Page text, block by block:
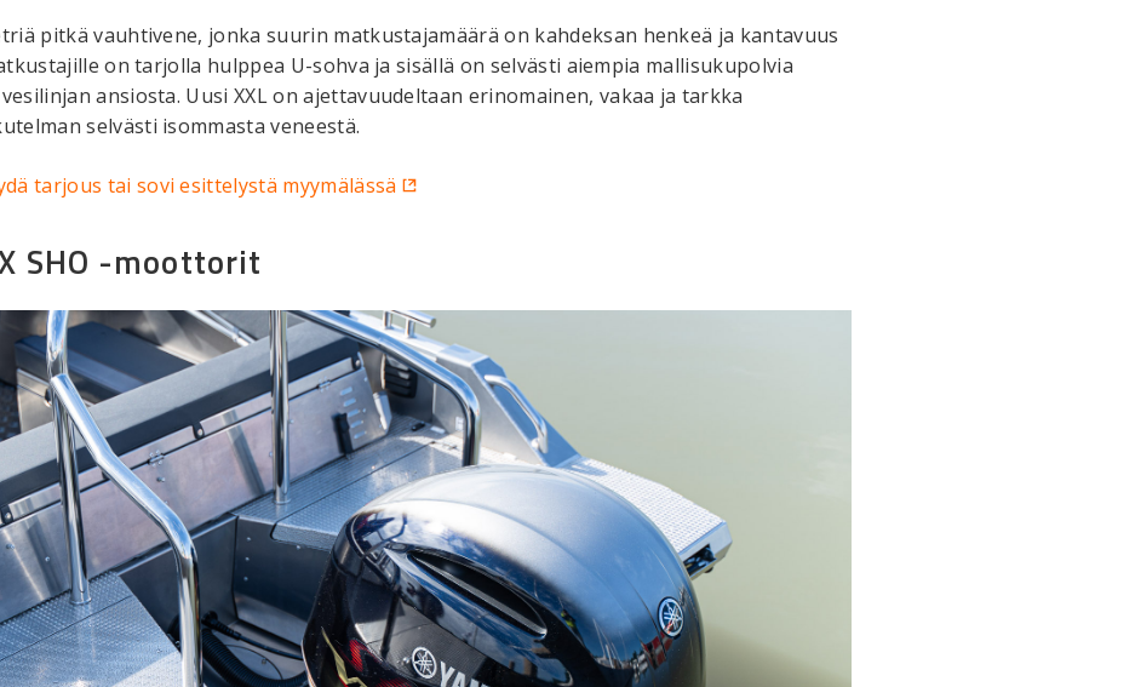
pitkä vauhtivene, jonka suurin matkustajamäärä on kahdeksan henkeä ja kantavuus
on tarjolla hulppea U-sohva ja sisällä on selvästi aiempia mallisukupolvia
ansiosta. Uusi XXL on ajettavuudeltaan erinomainen, vakaa ja tarkka
selvästi isommasta veneestä.
tarjous tai sovi esittelystä myymälässä
SHO -moottorit